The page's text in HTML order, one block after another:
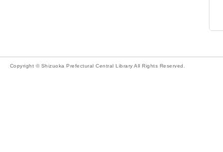
Copyright © Shizuoka Prefectural Central Library All Rights Reserved.